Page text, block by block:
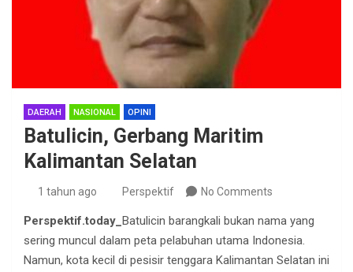
DAERAH NASIONAL OPINI
Batulicin, Gerbang Maritim
Kalimantan Selatan
1 tahun ago Perspektif No Comments
Perspektif.today_ Batulicin barangkali bukan nama yang
sering muncul dalam peta pelabuhan utama Indonesia.
Namun, kota kecil di pesisir tenggara Kalimantan Selatan ini